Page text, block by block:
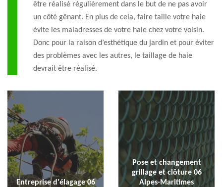
être réalisé régulièrement dans le but de ne pas avoir
un côté gênant. En plus de cela, faire taille votre haie
évite les maladresses de votre haie chez votre voisin.
Donc pour la raison d’esthétique du jardin et pour éviter
des problèmes avec les autres, le taillage de haie
devrait être réalisé.
Entreprise d'élagage 06
Pose et changement
grillage et clôture 06
Alpes-Maritimes